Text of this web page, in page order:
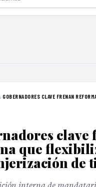
›GOBERNADORES CLAVE FRENAN
clave
que
de